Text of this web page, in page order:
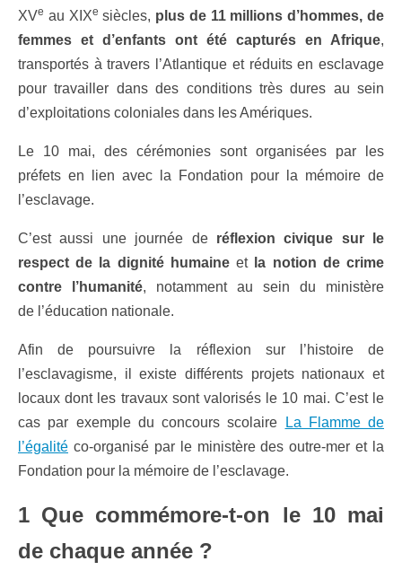
XVe au XIXe siècles, plus de 11 millions d’hommes, de
femmes et d’enfants ont été capturés en Afrique,
transportés à travers l’Atlantique et réduits en esclavage
pour travailler dans des conditions très dures au sein
d’exploitations coloniales dans les Amériques.
Le 10 mai, des cérémonies sont organisées par les
préfets en lien avec la Fondation pour la mémoire de
l’esclavage.
C’est aussi une journée deréflexion civique sur le
respect de la dignité humaineet la notion de crime
contre l’humanité, notamment au sein du ministère
de l’éducation nationale.
Afin de poursuivre la réflexion sur l’histoire de
l’esclavagisme, il existe différents projets nationaux et
locaux dont les travaux sont valorisés le 10 mai. C’est le
cas par exemple du concours scolaire
La Flamme de
l’égalité co-organisé par le ministère des outre-mer et la
Fondation pour la mémoire de l’esclavage.
1 Que commémore-t-on le 10 mai
de chaque année ?